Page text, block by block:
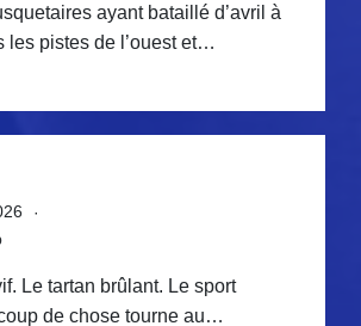
ayant bataillé d’avril à
les pistes de l’ouest et…
Le tartan brûlant. Le sport
de chose tourne au…